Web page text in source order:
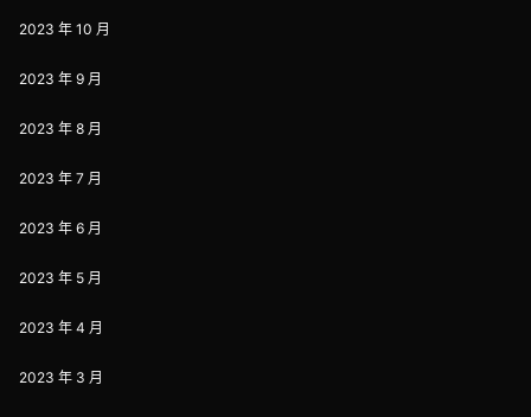
2023 年 10 月
2023 年 9 月
2023 年 8 月
2023 年 7 月
2023 年 6 月
2023 年 5 月
2023 年 4 月
2023 年 3 月